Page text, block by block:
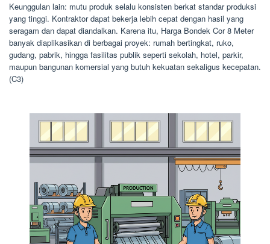
Keunggulan lain: mutu produk selalu konsisten berkat standar produksi
yang tinggi. Kontraktor dapat bekerja lebih cepat dengan hasil yang
seragam dan dapat diandalkan. Karena itu, Harga Bondek Cor 8 Meter
banyak diaplikasikan di berbagai proyek: rumah bertingkat, ruko,
gudang, pabrik, hingga fasilitas publik seperti sekolah, hotel, parkir,
maupun bangunan komersial yang butuh kekuatan sekaligus kecepatan.
(C3)